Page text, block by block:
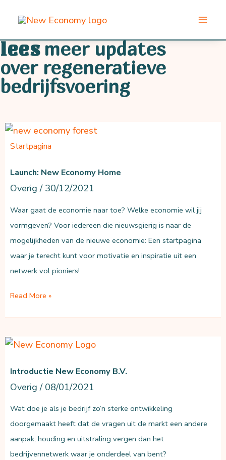
de
inhoud
leesmeer updates
over regeneratieve
bedrijfsvoering
Startpagina
Launch: New Economy Home
Overig / 30/12/2021
Waar gaat de economie naar toe? Welke economie wil jij
vormgeven? Voor iedereen die nieuwsgierig is naar de
mogelijkheden van de nieuwe economie: Een startpagina
waar je terecht kunt voor motivatie en inspiratie uit een
netwerk vol pioniers!
Launch:
Home
Read More »
Introductie New Economy B.V.
Overig / 08/01/2021
Wat doe je als je bedrijf zo’n sterke ontwikkeling
doorgemaakt heeft dat de vragen uit de markt een andere
aanpak, houding en uitstraling vergen dan het
bedrijvennetwerk waar je onderdeel van bent?